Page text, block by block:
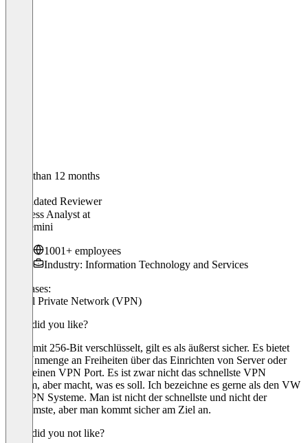
Older than 12 months
Validated Reviewer
Business Analyst at
Capgemini
1001+ employees
Industry: Information Technology and Services
Use cases:
Virtual Private Network (VPN)
What did you like?
Da es mit 256-Bit verschlüsselt, gilt es als äußerst sicher. Es bietet
eine Unmenge an Freiheiten über das Einrichten von Server oder
selbst einen VPN Port. Es ist zwar nicht das schnellste VPN
System, aber macht, was es soll. Ich bezeichne es gerne als den VW
der VPN Systeme. Man ist nicht der schnellste und nicht der
langsamste, aber man kommt sicher am Ziel an.
What did you not like?